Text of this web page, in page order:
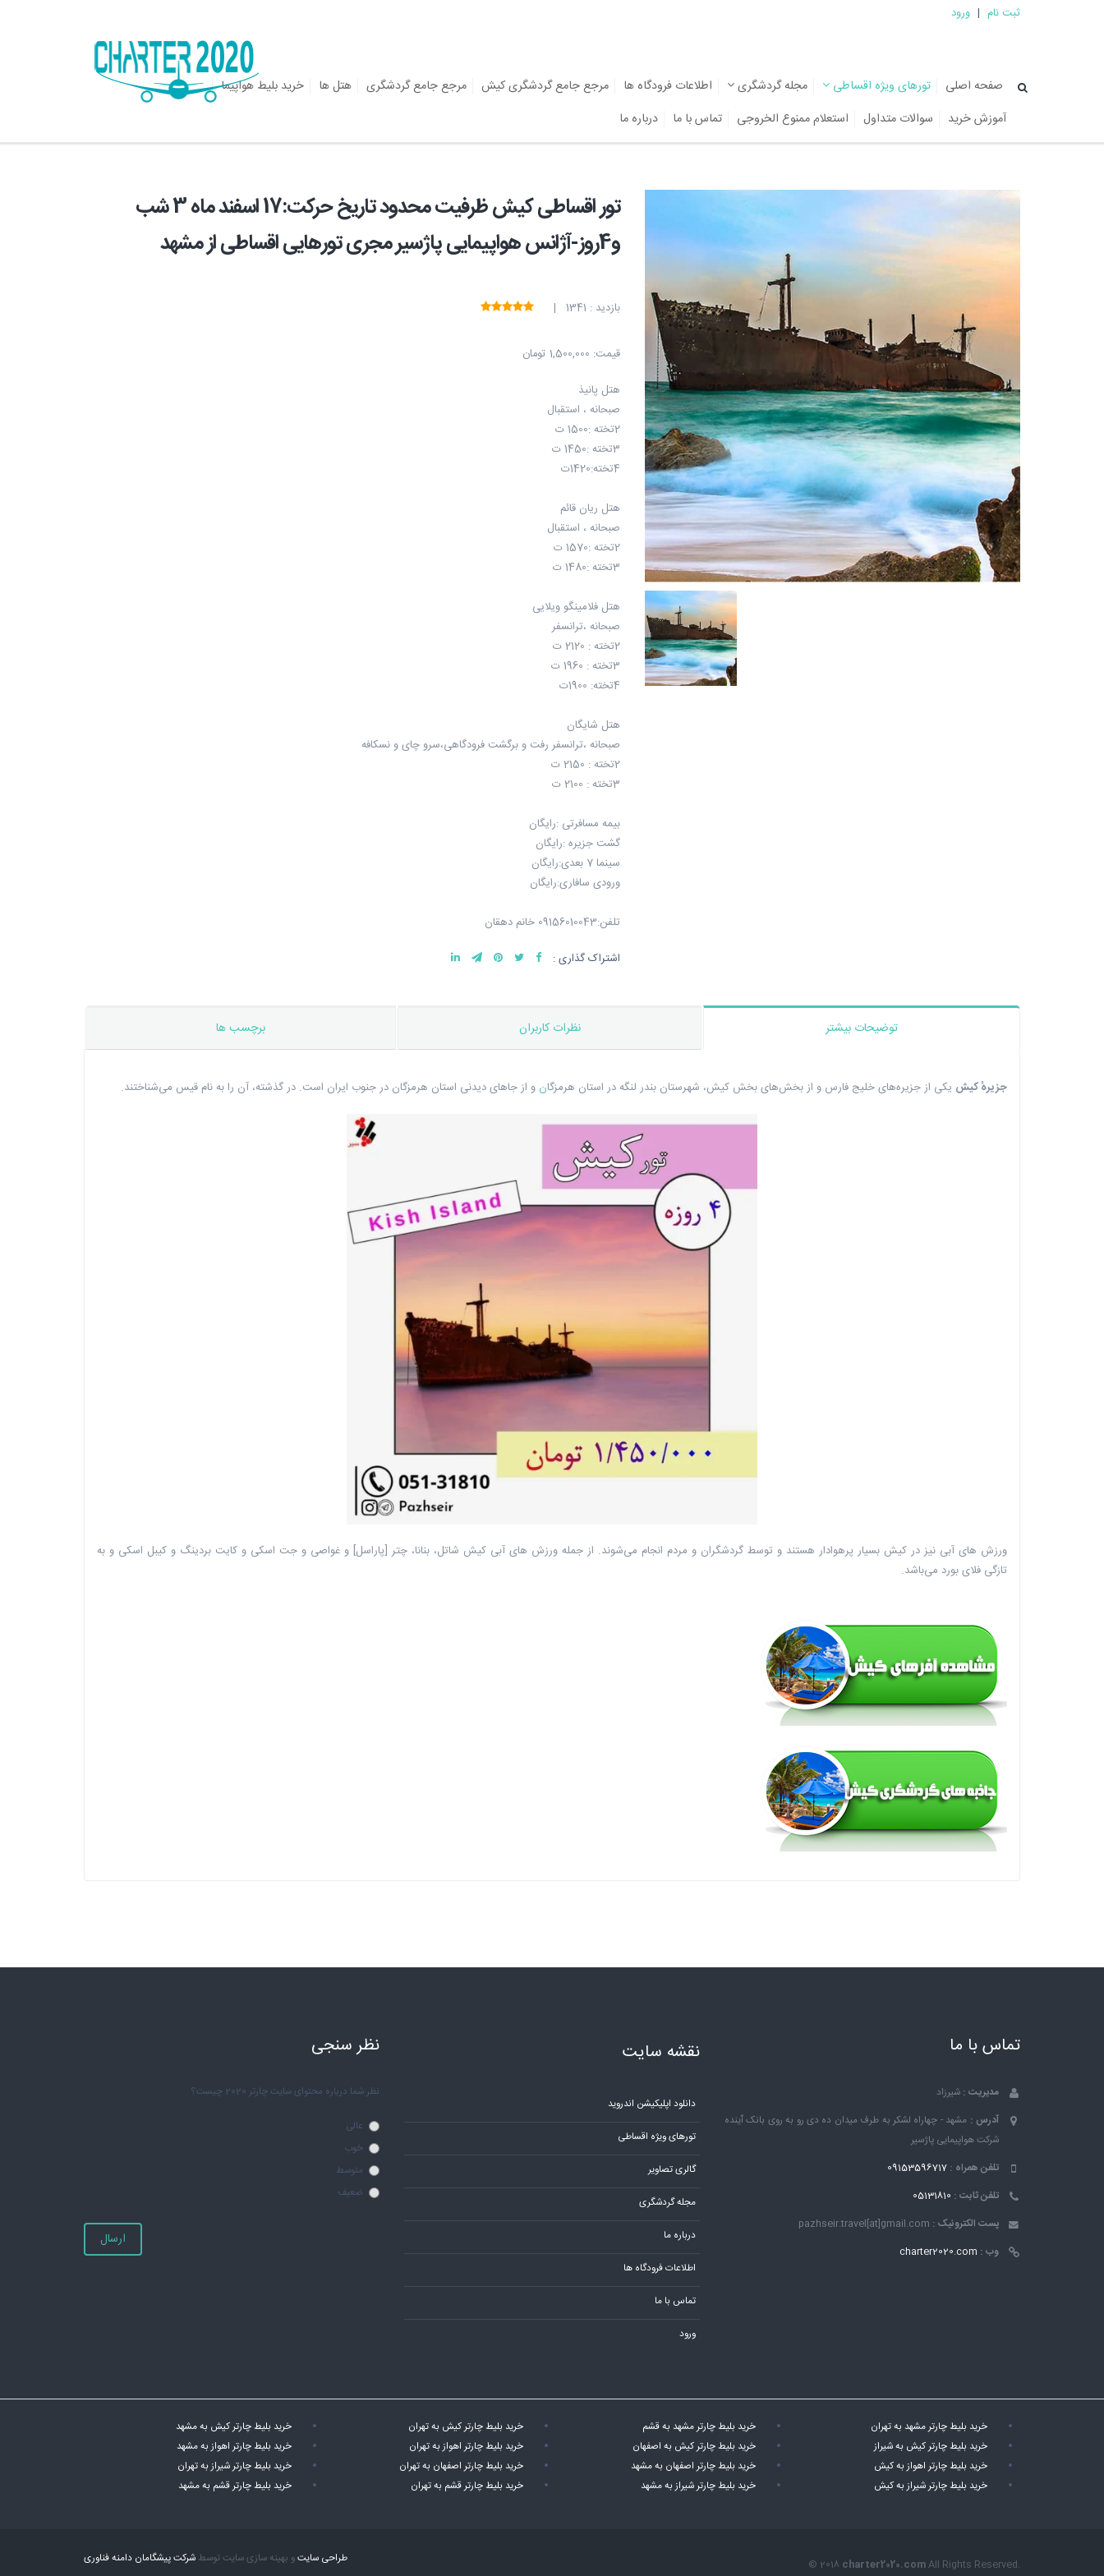
ثبت نام | ورود
صفحه اصلی تورهای ویژه اقساطی مجله گردشگری اطلاعات فرودگاه ها مرجع جامع گردشگری کیش مرجع جامع گردشگری هتل ها
خرید بلیط هواپیما
آموزش خرید
سوالات متداول استعلام ممنوع الخروجی تماس با ما درباره ما
تور اقساطی کیش ظرفیت محدود تاریخ حرکت:17 اسفند ماه 3 شب
و4روز-آژانس هواپیمایی پاژسیر مجری تورهایی اقساطی از مشهد
بازدید : 1341 |
قیمت: 1,500,000 تومان
هتل پانیذ
صبحانه ، استقبال
2تخته :1500 ت
3تخته :1450 ت
4تخته:1420ت
هتل ریان قائم
صبحانه ، استقبال
2تخته :1570 ت
3تخته :1480 ت
هتل فلامینگو ویلایی
صبحانه ،ترانسفر
2تخته : 2120 ت
3تخته : 1960 ت
4تخته: 1900ت
هتل شایگان
صبحانه ،ترانسفر رفت و برگشت فرودگاهی،سرو چای و نسکافه
2تخته : 2150 ت
3تخته : 2100 ت
بیمه مسافرتی :رایگان
گشت جزیره :رایگان
سینما 7 بعدی:رایگان
ورودی سافاری:رایگان
تلفن:09156010043 خانم دهقان
اشتراک گذاری :
توضیحات بیشتر نظرات کاربران برچسب ها
جزیرهٔ کیش یکی از جزیره‌های خلیج فارس و از بخش‌های بخش کیش، شهرستان بندر لنگه در استان هرمزگان و از جاهای دیدنی استان هرمزگان در جنوب ایران است. در گذشته، آن را به نام قیس می‌شناختند.
ورزش های آبی نیز در کیش بسیار پرهوادار هستند و توسط گردشگران و مردم انجام می‌شوند. از جمله ورزش های آبی کیش شاتل، بنانا، چتر [پاراسل] و غواصی و جت اسکی و کایت بردینگ و کیبل اسکی و به
تازگی فلای بورد می‌باشد.
تماس با ما
مدیریت : شیرزاد
آدرس : مشهد - چهاراه لشکر به طرف میدان ده دی رو به روی بانک ٱینده
شرکت هواپیمایی پاژسیر
تلفن همراه : 09153596717
تلفن ثابت : 05131810
پست الکترونیک : pazhseir.travel[at]gmail.com
وب : charter2020.com
نقشه سایت
دانلود اپلیکیشن اندروید
تورهای ویژه اقساطی
گالری تصاویر
مجله گردشگری
درباره ما
اطلاعات فرودگاه ها
تماس با ما
ورود
نظر سنجی
نظر شما درباره محتوای سایت چارتر 2020 چیست؟
عالی
خوب
متوسط
ضعیف
ارسال
خرید بلیط چارتر مشهد به تهران خرید بلیط چارتر مشهد به قشم خرید بلیط چارتر کیش به تهران
خرید بلیط چارتر کیش به مشهد
خرید بلیط چارتر کیش به شیراز
خرید بلیط چارتر کیش به اصفهان خرید بلیط چارتر اهواز به تهران
خرید بلیط چارتر اهواز به مشهد
خرید بلیط چارتر اهواز به کیش
خرید بلیط چارتر اصفهان به مشهد خرید بلیط چارتر اصفهان به تهران
خرید بلیط چارتر شیراز به تهران
خرید بلیط چارتر شیراز به کیش
خرید بلیط چارتر شیراز به مشهد خرید بلیط چارتر قشم به تهران خرید بلیط چارتر قشم به مشهد
© 2018 charter2020.comAll Rights Reserved. طراحی سایتو بهینه سازی سایت توسط شرکت پیشگامان دامنه فناوری